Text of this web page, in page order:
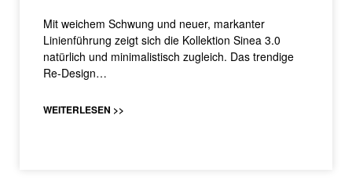
Mit weichem Schwung und neuer, markanter
Linienführung zeigt sich die Kollektion Sinea 3.0
natürlich und minimalistisch zugleich. Das trendige
Re-Design…
WEITERLESEN >>